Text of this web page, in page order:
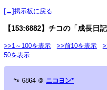
[←]掲示板に戻る
【153:6882】チコの「成長日記
>>1～100を表示 >>前10を表示
50を表示
🐾 6864 ＠ ニコヨン*